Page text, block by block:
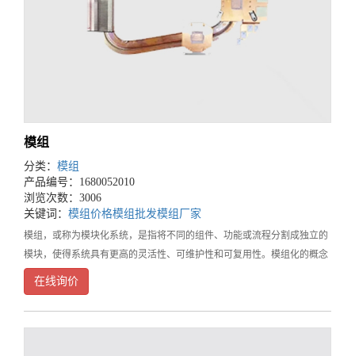
模组
分类： 模组
产品编号：1680052010
浏览次数：3006
关键词： 模组价格模组批发模组厂家
模组，或称为模块化系统，是指将不同的组件、功能或流程分割成独立的
模块，使得系统具有更高的灵活性、可维护性和可复用性。模组化的概念
来源于工程领域，更具体地讲，是由美国航天局在上世纪60年代提出的。
在航天飞行器的制造中，每一个部分都是由独立的组
在线询价